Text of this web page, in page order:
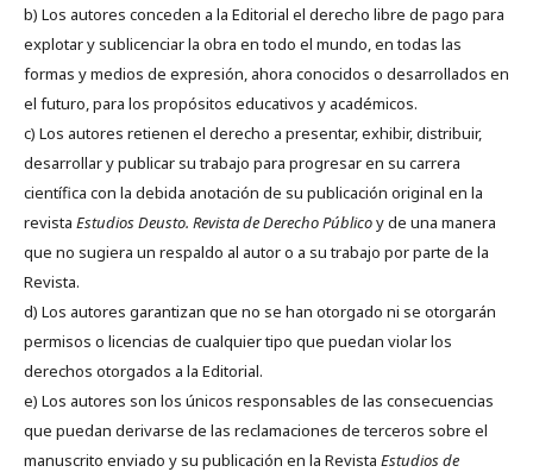
b) Los autores conceden a la Editorial el derecho libre de pago para
explotar y sublicenciar la obra en todo el mundo, en todas las
formas y medios de expresión, ahora conocidos o desarrollados en
el futuro, para los propósitos educativos y académicos.
c) Los autores retienen el derecho a presentar, exhibir, distribuir,
desarrollar y publicar su trabajo para progresar en su carrera
científica con la debida anotación de su publicación original en la
revista Estudios Deusto. Revista de Derecho Públicoy de una manera
que no sugiera un respaldo al autor o a su trabajo por parte de la
Revista.
d) Los autores garantizan que no se han otorgado ni se otorgarán
permisos o licencias de cualquier tipo que puedan violar los
derechos otorgados a la Editorial.
e) Los autores son los únicos responsables de las consecuencias
que puedan derivarse de las reclamaciones de terceros sobre el
manuscrito enviado y su publicación en la Revista Estudios de